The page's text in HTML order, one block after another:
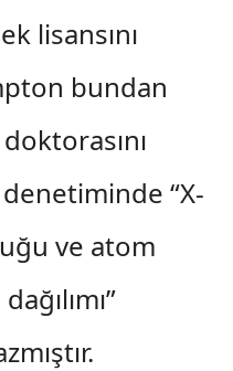
lisansını
bundan
“X-
ve atom